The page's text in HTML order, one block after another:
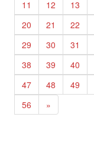
11 12 13
20
21 22
29
30 31
38
39 40
47
48 49
56
»